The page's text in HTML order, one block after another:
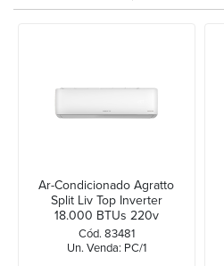
Ar-Condicionado Agratto
Split Liv Top Inverter
18.000 BTUs 220v
Cód. 83481
Un. Venda: PC/1